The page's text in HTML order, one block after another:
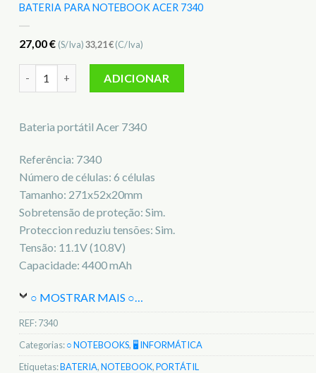
BATERIA PARA NOTEBOOK ACER 7340
27,00€ (S/Iva)33,21€(C/Iva)
ADICIONAR
Bateria portátil Acer 7340
Referência: 7340
Número de células: 6 células
Tamanho: 271x52x20mm
Sobretensão de proteção: Sim.
Proteccion reduziu tensões: Sim.
Tensão: 11.1V (10.8V)
Capacidade: 4400 mAh
○ MOSTRAR MAIS ○…
REF:7340
Categorias:○ NOTEBOOKS, 🖥️ INFORMÁTICA
Etiquetas:BATERIA,NOTEBOOK,PORTÁTIL